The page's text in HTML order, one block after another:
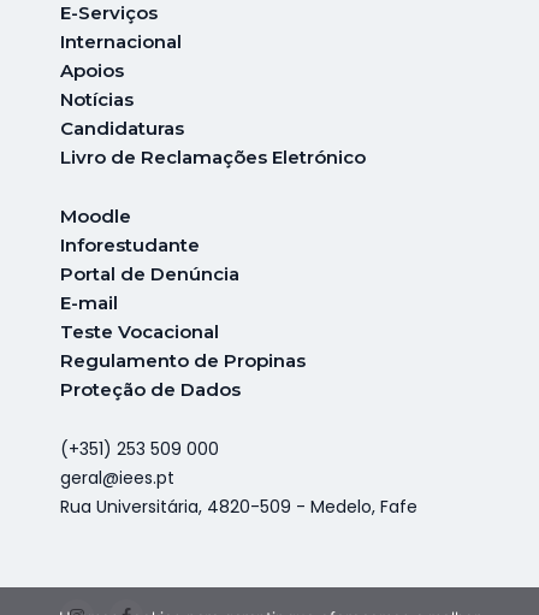
E-Serviços
Internacional
Apoios
Notícias
Candidaturas
Livro de Reclamações Eletrónico
Moodle
Inforestudante
Portal de Denúncia
E-mail
Teste Vocacional
Regulamento de Propinas
Proteção de Dados
(+351) 253 509 000
geral@iees.pt
Rua Universitária, 4820-509 - Medelo, Fafe